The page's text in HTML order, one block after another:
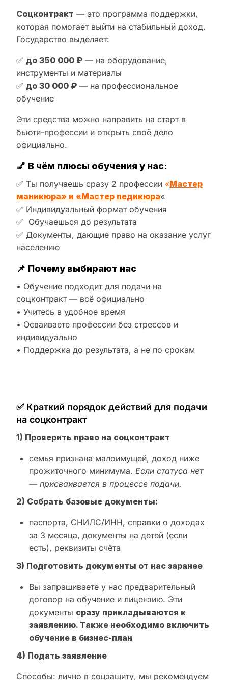
Соцконтракт — это программа поддержки,
которая помогает выйти на стабильный доход.
Государство выделяет:
✅ до 350 000 ₽ — на оборудование,
инструменты и материалы
✅ до 30 000 ₽ — на профессиональное
обучение
Эти средства можно направить на старт в
бьюти-профессии и открыть своё дело
официально.
💅 В чём плюсы обучения у нас:
✅ Ты получаешь сразу 2 профессии «Мастер
маникюра» и «Мастер педикюра«
✅ Индивидуальный формат обучения
✅ Обучаешься до результата
✅ Документы, дающие право на оказание услуг
населению
📌 Почему выбирают нас
• Обучение подходит для подачи на
соцконтракт — всё официально
• Учитесь в удобное время
• Осваиваете профессии без стрессов и
индивидуально
• Поддержка до результата, а не по срокам
✅ Краткий порядок действий для подачи
на соцконтракт
1) Проверить право на соцконтракт
семья признана малоимущей, доход ниже
прожиточного минимума. Если статуса нет
— присваивается в процессе подачи.
2) Собрать базовые документы:
паспорта, СНИЛС/ИНН, справки о доходах
за 3 месяца, документы на детей (если
есть), реквизиты счёта
3) Подготовить документы от нас заранее
Вы запрашиваете у нас предварительный
договор на обучение и лицензию. Эти
документы сразу прикладываются к
заявлению. Также необходимо включить
обучение в бизнес-план
4) Подать заявление
Способы: лично в соцзащиту, мы рекомендуем